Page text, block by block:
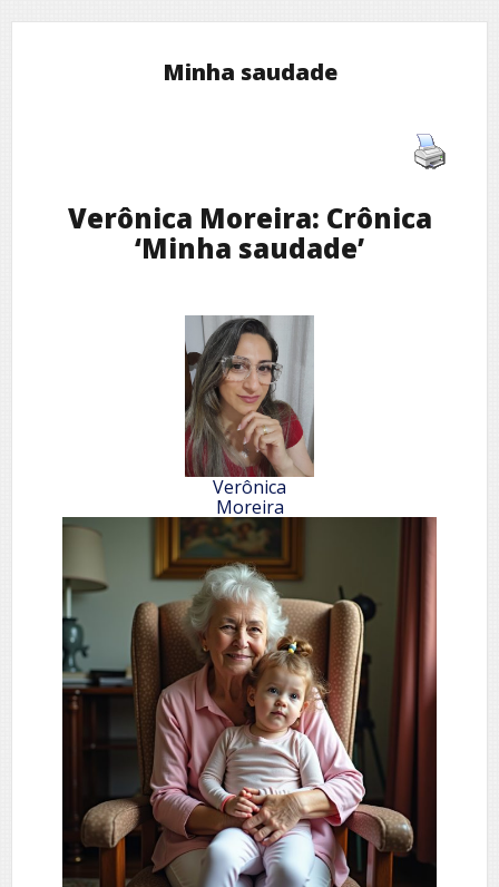
Minha saudade
Verônica Moreira: Crônica
‘Minha saudade’
Verônica
Moreira